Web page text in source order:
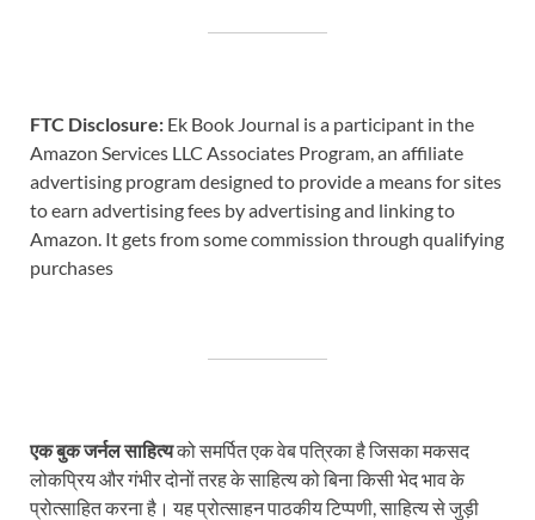
FTC Disclosure: Ek Book Journal is a participant in the
Amazon Services LLC Associates Program, an affiliate
advertising program designed to provide a means for sites
to earn advertising fees by advertising and linking to
Amazon. It gets from some commission through qualifying
purchases
एक बुक जर्नल साहित्यको समर्पित एक वेब पत्रिका है जिसका मकसद
लोकप्रिय और गंभीर दोनों तरह के साहित्य को बिना किसी भेद भाव के
प्रोत्साहित करना है। यह प्रोत्साहन पाठकीय टिप्पणी, साहित्य से जुड़ी